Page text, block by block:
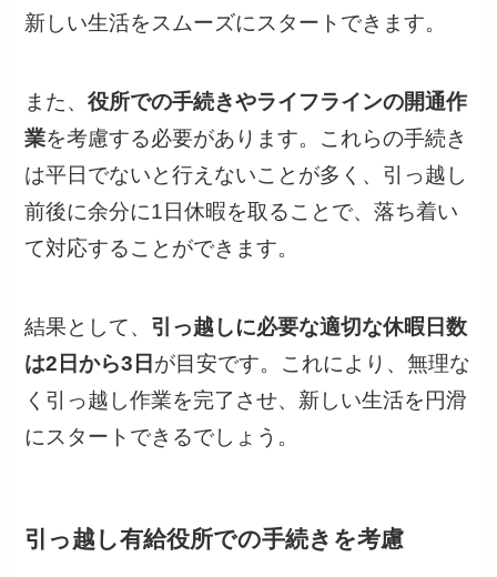
新しい生活をスムーズにスタートできます。
また、役所での手続きやライフラインの開通作
業を考慮する必要があります。これらの手続き
は平日でないと行えないことが多く、引っ越し
前後に余分に1日休暇を取ることで、落ち着い
て対応することができます。
結果として、 引っ越しに必要な適切な休暇日数
は2日から3日 が目安です。これにより、無理な
く引っ越し作業を完了させ、新しい生活を円滑
にスタートできるでしょう。
引っ越し有給役所での手続きを考慮